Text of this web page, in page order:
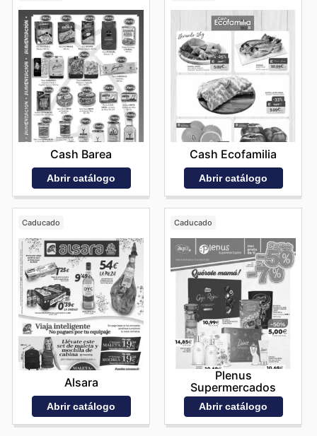
Cash Barea
Abrir catálogo
Cash Ecofamilia
Abrir catálogo
Caducado
Alsara
Abrir catálogo
Caducado
Plenus
Supermercados
Abrir catálogo